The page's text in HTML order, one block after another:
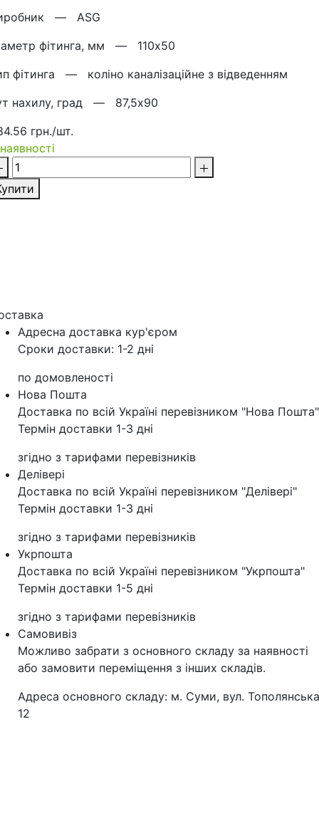
— ASG
фітинга, мм — 110х50
фітинга — коліно каналізаційне з відведенням
нахилу, град — 87,5х90
грн./шт.
Адресна доставка кур'‎єром
Сроки доставки: 1-2 дні
по домовленості
Нова Пошта
Доставка по всій Україні перевізником "Нова Пошта"
Термін доставки 1-3 дні
згідно з тарифами перевізників
Делівері
Доставка по всій Україні перевізником "Делівері"
Термін доставки 1-3 дні
згідно з тарифами перевізників
Укрпошта
Доставка по всій Україні перевізником "Укрпошта"
Термін доставки 1-5 дні
згідно з тарифами перевізників
Самовивіз
Можливо забрати з основного складу за наявності
або замовити переміщення з інших складів.
Адреса основного складу: м. Суми, вул.
12